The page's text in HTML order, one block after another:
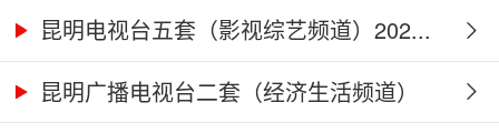
昆明电视台五套（影视综艺频道）202...
昆明广播电视台二套（经济生活频道）